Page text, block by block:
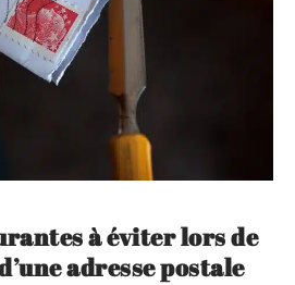
à éviter lors de
adresse postale